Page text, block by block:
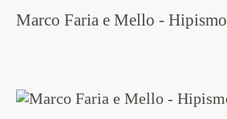
Marco Faria e Mello - Hipismo